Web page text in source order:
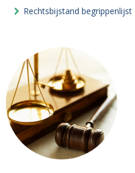
Rechtsbijstand begrippenlijst